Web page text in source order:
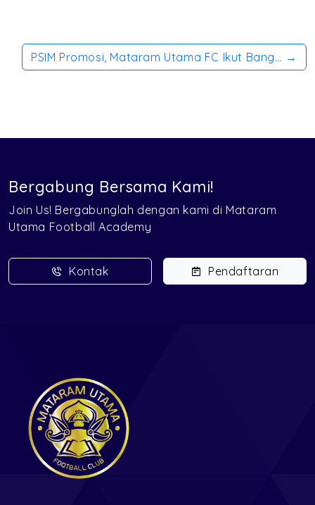
PSIM Promosi, Mataram Utama FC Ikut Bang... →
Bergabung Bersama Kami!
Join Us! Bergabunglah dengan kami di Mataram
Utama Football Academy
Kontak Pendaftaran